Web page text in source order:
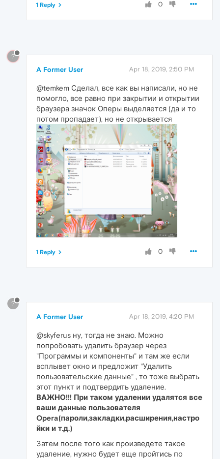
0
1 Reply
?
A Former User Apr 18, 2019, 2:50 PM
@temkem Сделал, все как вы написали, но не
помогло, все равно при закрытии и открытии
браузера значок Оперы выделяется (да и то
потом пропадает), но не открывается
0
1 Reply
?
A Former User Apr 18, 2019, 4:20 PM
@skyferus ну, тогда не знаю. Можно
попробовать удалить браузер через
"Программы и компоненты" и там же если
всплывет окно и предложит "Удалить
пользовательские данные" , то тоже выбрать
этот пункт и подтвердить удаление.
ВАЖНО!!! При таком удалении удалятся все
ваши данные пользователя
Opera(пароли,закладки,расширения,настро
йки и т.д.)
Затем после того как произведете такое
удаление, нужно будет еще пройтись по